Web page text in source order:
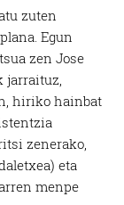
zuten
Egun
zen Jose
hiriko hainbat
zenerako,
eta
menpe